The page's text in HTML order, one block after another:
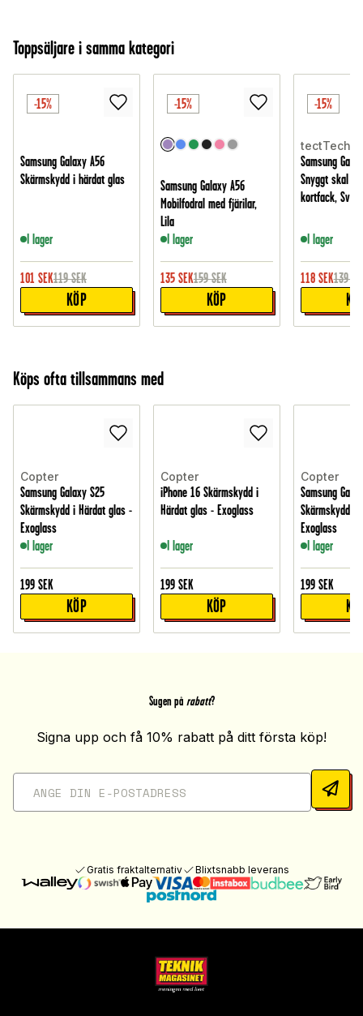
Toppsäljare i samma kategori
-15%
Samsung Galaxy A56
Skärmskydd i härdat glas
I lager
101 SEK119 SEK
KÖP
-15%
Samsung Galaxy A56
Mobilfodral med fjärilar,
Lila
I lager
135 SEK159 SEK
KÖP
-15%
tectTech
Samsung
Snyggt skal
kortfack, Svart
I lager
118 SEK139
Köps ofta tillsammans med
Copter
Samsung Galaxy S25
Skärmskydd i Härdat glas -
Exoglass
I lager
199 SEK
KÖP
Copter
iPhone 16 Skärmskydd i
Härdat glas - Exoglass
I lager
199 SEK
KÖP
Copter
Samsung
Skärmskydd i
Exoglass
I lager
199 SEK
Sugen på rabatt?
Signa upp och få 10% rabatt på ditt första köp!
Gratis fraktalternativ Blixtsnabb leverans